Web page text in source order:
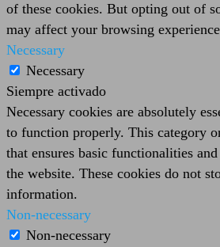
of these cookies. But opting out of
may affect your browsing
Necessary
Necessary
Siempre activado
Necessary cookies are absolutely
to function properly. This category
that ensures basic functionalities
the website. These cookies do not
information.
Non-necessary
Non-necessary